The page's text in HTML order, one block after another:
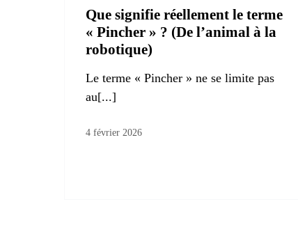
Que signifie réellement le terme
« Pincher » ? (De l’animal à la
robotique)
Le terme « Pincher » ne se limite pas
au[...]
4 février 2026